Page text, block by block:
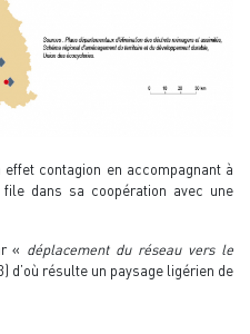
contagion en accompagnant à
dans sa coopération avec une
« déplacement du réseau vers le
d’où résulte un paysage ligérien de